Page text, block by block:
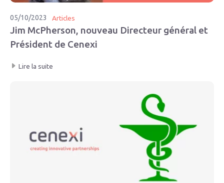
05/10/2023 Articles
Jim McPherson, nouveau Directeur général et
Président de Cenexi
Lire la suite